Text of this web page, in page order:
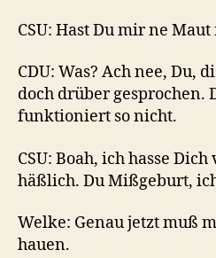
CSU: Hast Du mir ne
CDU: Was? Ach nee, Du,
doch drüber gesprochen.
funktioniert so nicht.
CSU: Boah, ich hasse
häßlich. Du Mißgeburt,
Welke: Genau jetzt muß
hauen.